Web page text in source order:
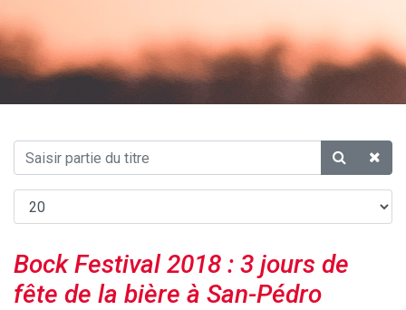
Bock Festival 2018 : 3 jours de
fête de la bière à San-Pédro